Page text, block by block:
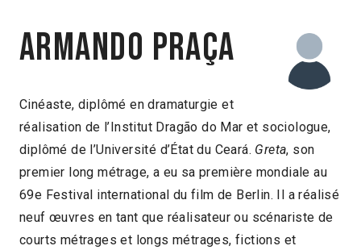
Armando Praça
Cinéaste, diplômé en dramaturgie et
réalisation de l’Institut Dragão do Mar et sociologue,
diplômé de l’Université d’État du Ceará. Greta, son
premier long métrage, a eu sa première mondiale au
69e Festival international du film de Berlin. Il a réalisé
neuf œuvres en tant que réalisateur ou scénariste de
courts métrages et longs métrages, fictions et